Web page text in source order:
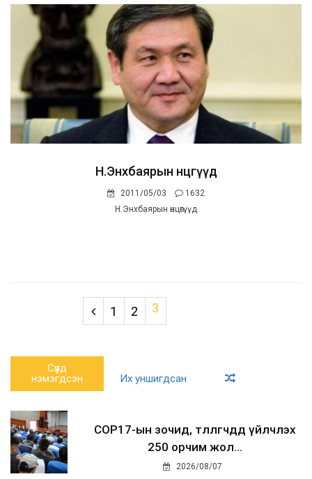
Н.Энхбаярын өнцөгүүд
2011/05/03
1632
Н.Энхбаярын өнцөгүүд
1 2 3
Сүүлд
нэмэгдсэн
Их уншигдсан
COP17-ын зочид, төлөөлөгчдөд үйлчлэх
250 орчим жол...
2026/08/07